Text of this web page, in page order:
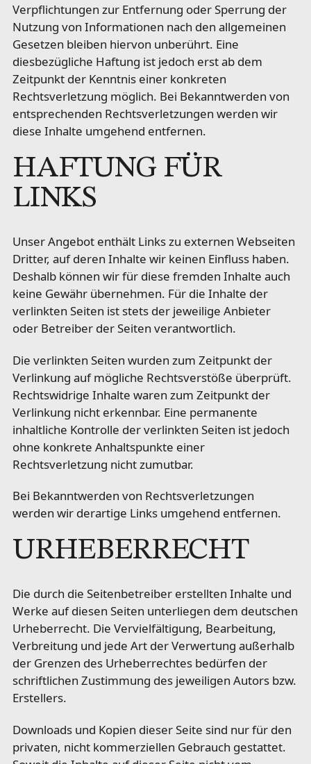
Verpflichtungen zur Entfernung oder Sperrung der
Nutzung von Informationen nach den allgemeinen
Gesetzen bleiben hiervon unberührt. Eine
diesbezügliche Haftung ist jedoch erst ab dem
Zeitpunkt der Kenntnis einer konkreten
Rechtsverletzung möglich. Bei Bekanntwerden von
entsprechenden Rechtsverletzungen werden wir
diese Inhalte umgehend entfernen.
HAFTUNG FÜR
LINKS
Unser Angebot enthält Links zu externen Webseiten
Dritter, auf deren Inhalte wir keinen Einfluss haben.
Deshalb können wir für diese fremden Inhalte auch
keine Gewähr übernehmen. Für die Inhalte der
verlinkten Seiten ist stets der jeweilige Anbieter
oder Betreiber der Seiten verantwortlich.
Die verlinkten Seiten wurden zum Zeitpunkt der
Verlinkung auf mögliche Rechtsverstöße überprüft.
Rechtswidrige Inhalte waren zum Zeitpunkt der
Verlinkung nicht erkennbar. Eine permanente
inhaltliche Kontrolle der verlinkten Seiten ist jedoch
ohne konkrete Anhaltspunkte einer
Rechtsverletzung nicht zumutbar.
Bei Bekanntwerden von Rechtsverletzungen
werden wir derartige Links umgehend entfernen.
URHEBERRECHT
Die durch die Seitenbetreiber erstellten Inhalte und
Werke auf diesen Seiten unterliegen dem deutschen
Urheberrecht. Die Vervielfältigung, Bearbeitung,
Verbreitung und jede Art der Verwertung außerhalb
der Grenzen des Urheberrechtes bedürfen der
schriftlichen Zustimmung des jeweiligen Autors bzw.
Erstellers.
Downloads und Kopien dieser Seite sind nur für den
privaten, nicht kommerziellen Gebrauch gestattet.